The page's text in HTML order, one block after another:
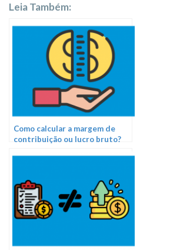
Leia Também:
Como calcular a margem de
contribuição ou lucro bruto?